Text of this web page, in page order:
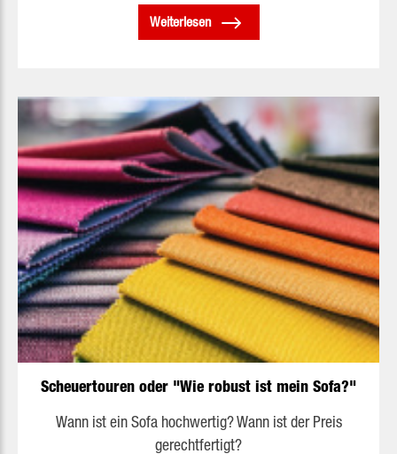
Weiterlesen
Scheuertouren oder "Wie robust ist mein Sofa?"
Wann ist ein Sofa hochwertig? Wann ist der Preis
gerechtfertigt?